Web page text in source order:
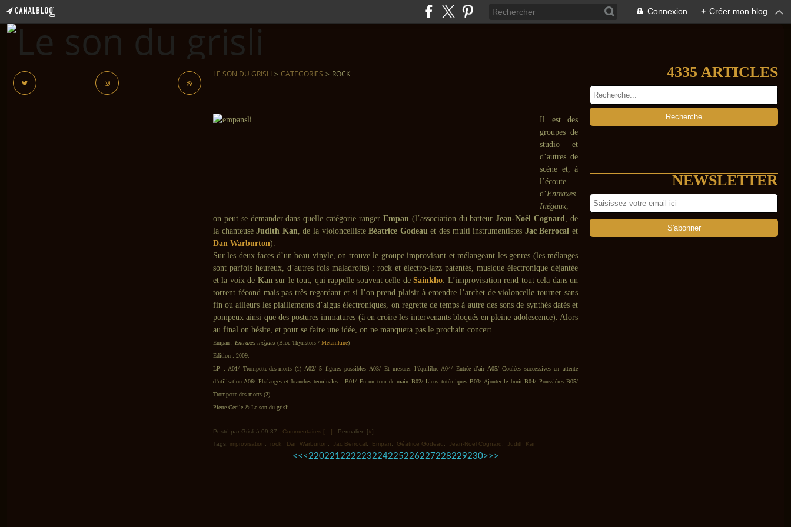
Connexion + Créer mon blog
LE SON DU GRISLI > CATEGORIES > ROCK
Il est des
groupes de
studio et
d’autres de
scène et, à
l’écoute
d’Entraxes
Inégaux,
on peut se demander dans quelle catégorie ranger Empan(l’association du batteurJean-Noël Cognard, de
la chanteuseJudith Kan, de la violoncellisteBéatrice Godeauet des multi instrumentistes Jac Berrocal et
Dan Warburton).
Sur les deux faces d’un beau vinyle, on trouve le groupe improvisant et mélangeant les genres (les mélanges
sont parfois heureux, d’autres fois maladroits) : rock et électro-jazz patentés, musique électronique déjantée
et la voix de Kansur le tout, qui rappelle souvent celle deSainkho. L’improvisation rend tout cela dans un
torrent fécond mais pas très regardant et si l’on prend plaisir à entendre l’archet de violoncelle tourner sans
fin ou ailleurs les piaillements d’aigus électroniques, on regrette de temps à autre des sons de synthés datés et
pompeux ainsi que des postures immatures (à en croire les intervenants bloqués en pleine adolescence). Alors
au final on hésite, et pour se faire une idée, on ne manquera pas le prochain concert…
Empan : Entraxes inégaux(Bloc Thyristors / Metamkine)
Edition : 2009.
LP : A01/ Trompette-des-morts (1) A02/ 5 figures possibles A03/ Et mesurer l’équilibre A04/ Entrée d’air A05/ Coulées successives en attente
d’utilisation A06/ Phalanges et branches terminales - B01/ En un tour de main B02/ Liens totémiques B03/ Ajouter le bruit B04/ Poussières B05/
Trompette-des-morts (2)
Pierre Cécile © Le son du grisli
Posté par Grisli à 09:37 - Commentaires [ ] - Permalien [#]
Tags: improvisation rock Dan Warburton Jac Berrocal Empan Géatrice Godeau Jean-Noël Cognard Judith Kan
<< < 200
210
220221222223224225226227228229230
240
250
260
270
280
290
300 >>>
4335 ARTICLES
NEWSLETTER